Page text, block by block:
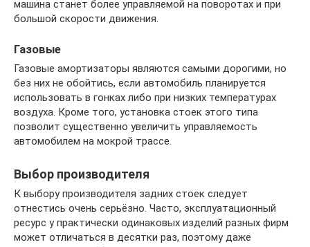
машина станет более управляемой на поворотах и при
большой скорости движения.
Газовые
Газовые амортизаторы являются самыми дорогими, но
без них не обойтись, если автомобиль планируется
использовать в гонках либо при низких температурах
воздуха. Кроме того, установка стоек этого типа
позволит существенно увеличить управляемость
автомобилем на мокрой трассе.
Выбор производителя
К выбору производителя задних стоек следует
отнестись очень серьёзно. Часто, эксплуатационный
ресурс у практически одинаковых изделий разных фирм
может отличаться в десятки раз, поэтому даже